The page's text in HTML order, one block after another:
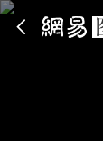
App内打开